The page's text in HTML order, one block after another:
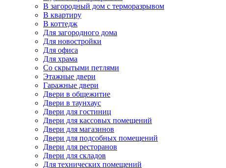
В загородный дом с терморазрывом
В квартиру
В коттедж
Для загородного дома
Для новостройки
Для офиса
Для храма
Со скрытыми петлями
Этажные двери
Гаражные двери
Двери в общежитие
Двери в таунхаус
Двери для гостиниц
Двери для кассовых помещений
Двери для магазинов
Двери для подсобных помещений
Двери для ресторанов
Двери для складов
Для технических помещений